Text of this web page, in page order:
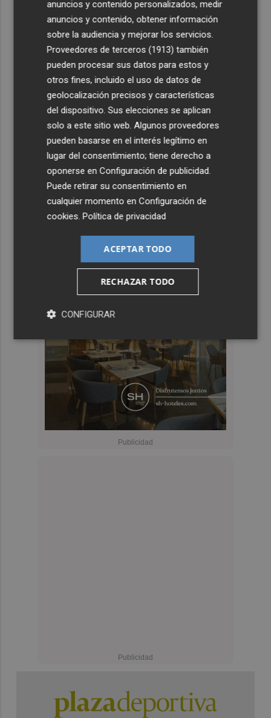
anuncios y contenido personalizados, medir
anuncios y contenido, obtener información
sobre la audiencia y mejorar los servicios.
Proveedores de terceros (1913) también
pueden procesar sus datos para estos y
otros fines, incluido el uso de datos de
geolocalización precisos y características
del dispositivo. Sus elecciones se aplican
solo a este sitio web. Algunos proveedores
pueden basarse en el interés legítimo en
lugar del consentimiento; tiene derecho a
oponerse enConfiguración de publicidad.
Puede retirar su consentimiento en
cualquier momento enConfiguración de
cookies.Política de privacidad
ACEPTAR TODO
RECHAZAR TODO
CONFIGURAR